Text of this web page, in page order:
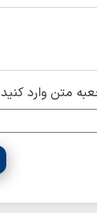
متن وارد کنید